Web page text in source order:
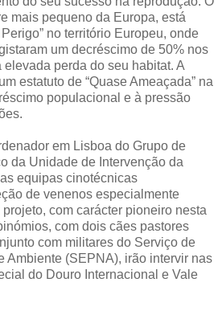
mais pequeno da Europa, está
no território Europeu, onde
um decréscimo de 50% nos
perda do seu habitat. A
estatuto de “Quase Ameaçada” na
populacional e à pressão
em Lisboa do Grupo de
da Unidade de Intervenção da
equipas cinotécnicas
de venenos especialmente
com carácter pioneiro nesta
com dois cães pastores
com militares do Serviço de
Ambiente (SEPNA), irão intervir nas
do Douro Internacional e Vale